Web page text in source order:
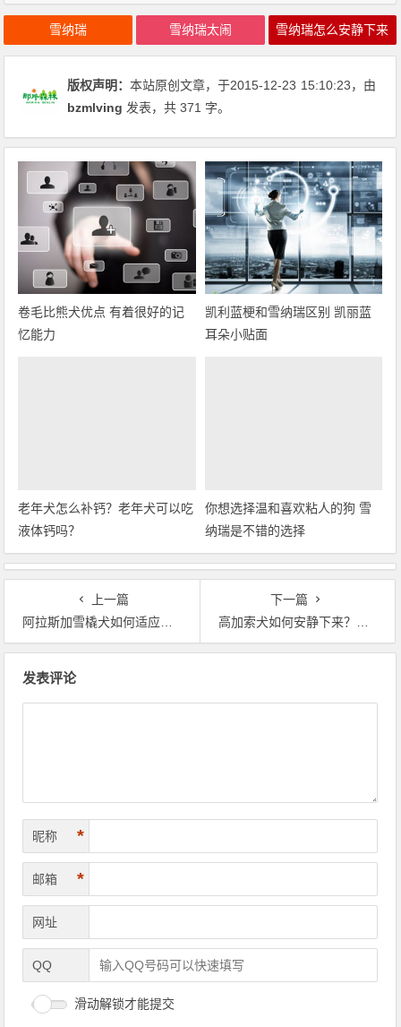
雪纳瑞 雪纳瑞太闹 雪纳瑞怎么安静下来
版权声明：本站原创文章，于2015-12-23 15:10:23，由
bzmlving 发表，共 371 字。
卷毛比熊犬优点 有着很好的记
忆能力
凯利蓝梗和雪纳瑞区别 凯丽蓝
耳朵小贴面
老年犬怎么补钙？老年犬可以吃
液体钙吗？
你想选择温和喜欢粘人的狗 雪
纳瑞是不错的选择
上一篇
阿拉斯加雪橇犬如何适应新的环境
下一篇
高加索犬如何安静下来？高加索犬太闹怎么办？
发表评论
昵称 *
邮箱 *
网址
QQ
滑动解锁才能提交